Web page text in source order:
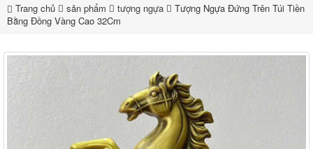
Trang chủ sản phẩm tượng ngựa
Tượng Ngựa Đứng Trên Túi Tiền
Bằng Đồng Vàng Cao 32Cm